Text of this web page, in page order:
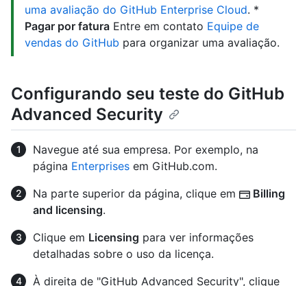
uma avaliação do GitHub Enterprise Cloud. *
Pagar por fatura Entre em contato Equipe de
vendas do GitHub para organizar uma avaliação.
Configurando seu teste do GitHub
Advanced Security
Navegue até sua empresa. Por exemplo, na
página Enterprises em GitHub.com.
Na parte superior da página, clique em
Billing
and licensing.
Clique em Licensing para ver informações
detalhadas sobre o uso da licença.
À direita de "GitHub Advanced Security", clique